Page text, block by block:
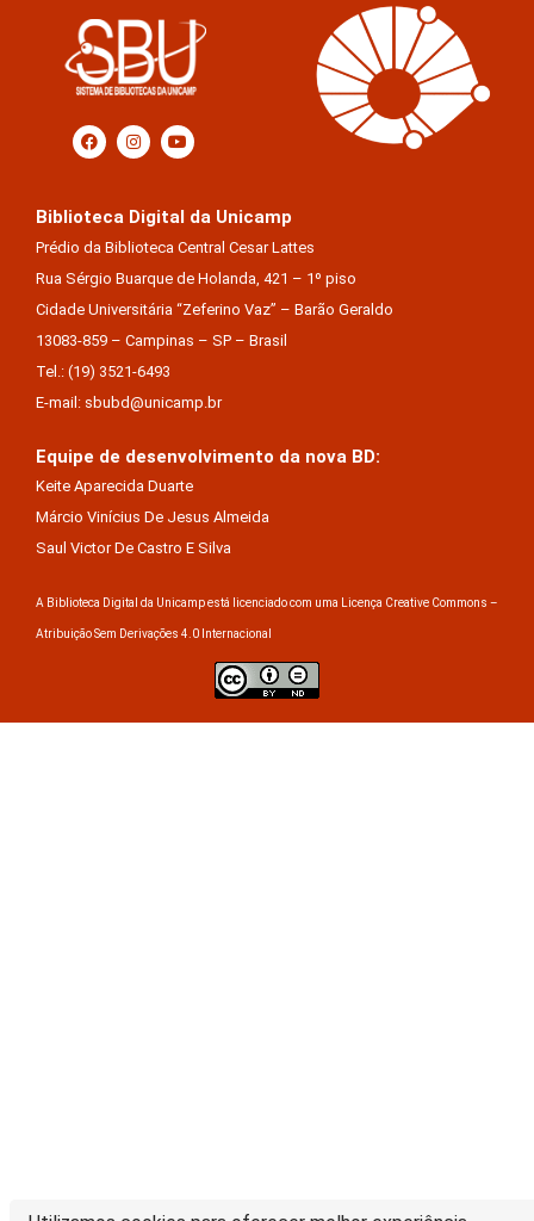
Biblioteca Digital da Unicamp
Prédio da Biblioteca Central Cesar Lattes
Rua Sérgio Buarque de Holanda, 421 – 1º piso
Cidade Universitária “Zeferino Vaz” – Barão Geraldo
13083-859 – Campinas – SP – Brasil
Tel.: (19) 3521-6493
E-mail: sbubd@unicamp.br
Equipe de desenvolvimento da nova BD:
Keite Aparecida Duarte
Márcio Vinícius De Jesus Almeida
Saul Victor De Castro E Silva
A Biblioteca Digital da Unicamp está licenciado com uma Licença Creative Commons –
Atribuição Sem Derivações 4.0 Internacional